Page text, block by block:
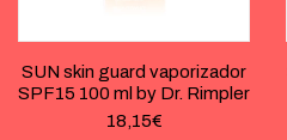
SUN skin guard vaporizador
SPF15 100 ml by Dr. Rimpler
18,15€